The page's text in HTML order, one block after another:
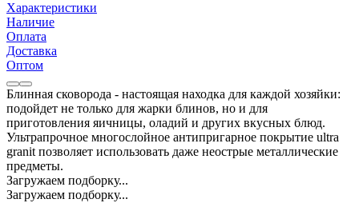
Характеристики
Наличие
Оплата
Доставка
Оптом
Блинная сковорода - настоящая находка для каждой хозяйки:
подойдет не только для жарки блинов, но и для
приготовления яичницы, оладий и других вкусных блюд.
Ультрапрочное многослойное антипригарное покрытие ultra
granit позволяет использовать даже неострые металлические
предметы.
Загружаем подборку...
Загружаем подборку...